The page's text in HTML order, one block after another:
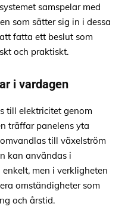
samspelar med
som sätter sig in i dessa
fatta ett beslut som
och praktiskt.
i vardagen
till elektricitet genom
träffar panelens yta
till växelström
kan användas i
men i verkligheten
omständigheter som
och årstid.